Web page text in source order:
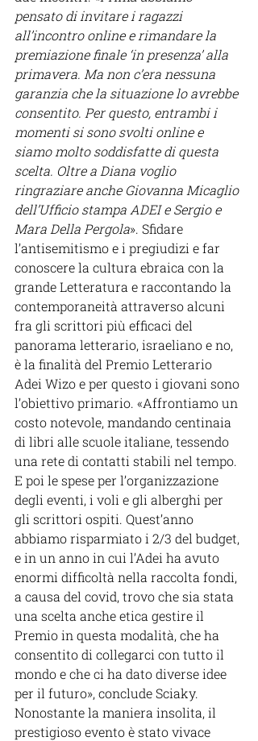
pensato di invitare i ragazzi
all’incontro online e rimandare la
premiazione finale ‘in presenza’ alla
primavera. Ma non c’era nessuna
garanzia che la situazione lo avrebbe
consentito. Per questo, entrambi i
momenti si sono svolti online e
siamo molto soddisfatte di questa
scelta. Oltre a Diana voglio
ringraziare anche Giovanna Micaglio
dell’Ufficio stampa ADEI e Sergio e
Mara Della Pergola». Sfidare
l’antisemitismo e i pregiudizi e far
conoscere la cultura ebraica con la
grande Letteratura e raccontando la
contemporaneità attraverso alcuni
fra gli scrittori più efficaci del
panorama letterario, israeliano e no,
è la finalità del Premio Letterario
Adei Wizo e per questo i giovani sono
l’obiettivo primario. «Affrontiamo un
costo notevole, mandando centinaia
di libri alle scuole italiane, tessendo
una rete di contatti stabili nel tempo.
E poi le spese per l’organizzazione
degli eventi, i voli e gli alberghi per
gli scrittori ospiti. Quest’anno
abbiamo risparmiato i 2/3 del budget,
e in un anno in cui l’Adei ha avuto
enormi difficoltà nella raccolta fondi,
a causa del covid, trovo che sia stata
una scelta anche etica gestire il
Premio in questa modalità, che ha
consentito di collegarci con tutto il
mondo e che ci ha dato diverse idee
per il futuro», conclude Sciaky.
Nonostante la maniera insolita, il
prestigioso evento è stato vivace